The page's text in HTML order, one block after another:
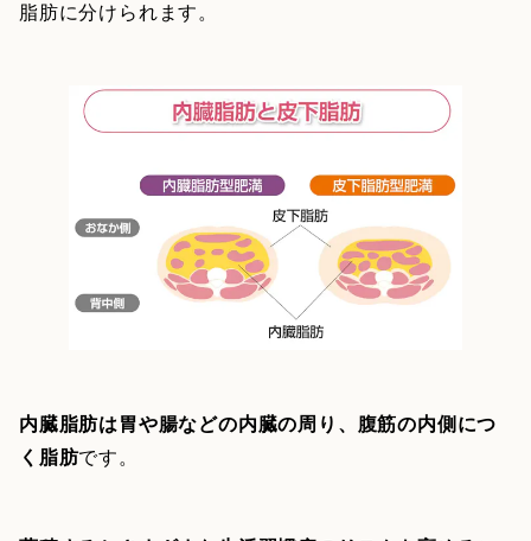
脂肪に分けられます。
内臓脂肪は胃や腸などの内臓の周り、腹筋の内側につ
く脂肪です。